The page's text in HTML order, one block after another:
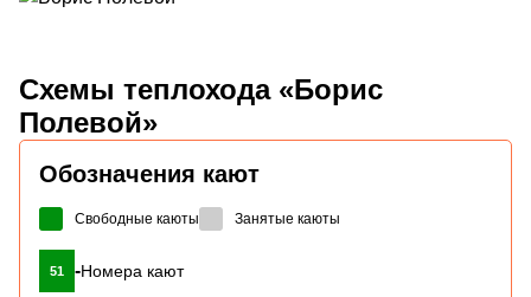
Схемы теплохода «Борис
Полевой»
Обозначения кают
Свободные каюты Занятые каюты
51 -Номера кают